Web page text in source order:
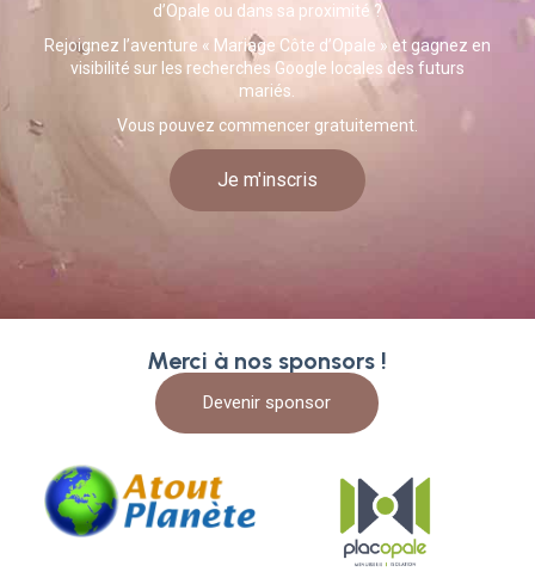
d’Opale ou dans sa proximité ?
Rejoignez l’aventure « Mariage Côte d’Opale » et gagnez en
visibilité sur les recherches Google locales des futurs
mariés.
Vous pouvez commencer gratuitement.
Je m'inscris
Merci à nos sponsors !
Devenir sponsor